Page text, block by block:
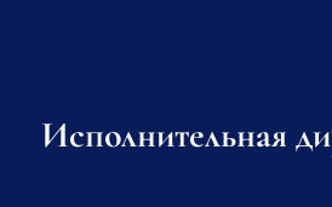
Исполнительная